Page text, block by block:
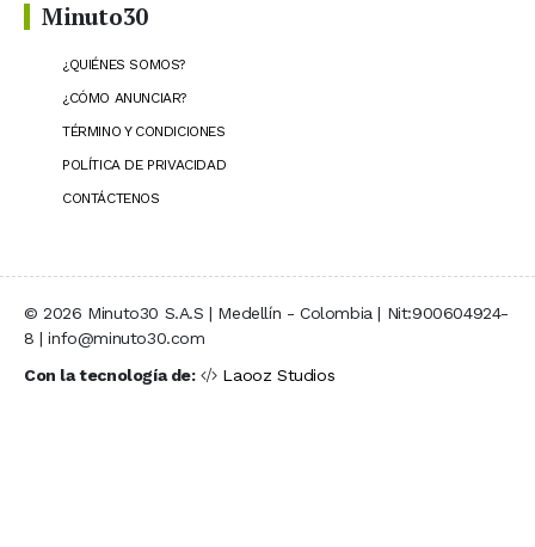
Minuto30
¿QUIÉNES SOMOS?
¿CÓMO ANUNCIAR?
TÉRMINO Y CONDICIONES
POLÍTICA DE PRIVACIDAD
CONTÁCTENOS
© 2026 Minuto30 S.A.S | Medellín - Colombia | Nit:900604924-
8 | info@minuto30.com
Con la tecnología de:
Laooz Studios